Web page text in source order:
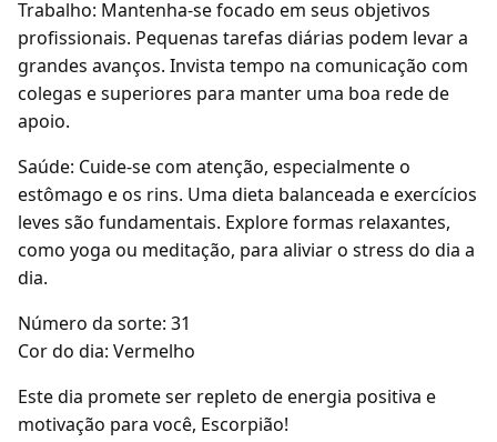
Trabalho: Mantenha-se focado em seus objetivos
profissionais. Pequenas tarefas diárias podem levar a
grandes avanços. Invista tempo na comunicação com
colegas e superiores para manter uma boa rede de
apoio.
Saúde: Cuide-se com atenção, especialmente o
estômago e os rins. Uma dieta balanceada e exercícios
leves são fundamentais. Explore formas relaxantes,
como yoga ou meditação, para aliviar o stress do dia a
dia.
Número da sorte: 31
Cor do dia: Vermelho
Este dia promete ser repleto de energia positiva e
motivação para você, Escorpião!